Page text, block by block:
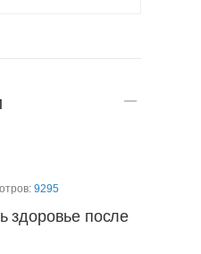
9295
здоровье после